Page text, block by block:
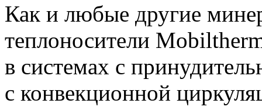
Как и любые другие
теплоносители
в системах с
с конвекционной